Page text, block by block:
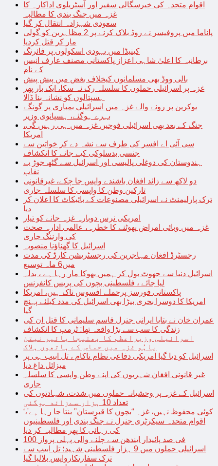
اقوام متحدہ کی خیرسگالی سفیر اور آسٹریلوی اداکارہ کا
غزہ میں جنگ بندی کا مطالبہ
سعودی شہزادہ انتقال کر گیا
پاناما میں پروفیسر نے روڈ بلاک کرنے پر 2 مظاہرین کو گولی
مار کر قتل کردیا
کینیڈا میں یہودی اسکولوں پر فائرنگ
برطانیہ کا اعلیٰ شاہی اعزاز پاکستانی مصنف عارف انیس
کے نام
بالی ووڈ بھی مسلمانوں کیخلاف بغض میں پیش پیش
غزہ پر اسرائیلی حملوں کا سلسلہ رک نہ سکا، ایک بار پھر
ہسپتالوں کو نشانہ بنا ڈالا
یوکرین پر رونے والے غزہ میں اسرائیلی بمباری پر گونگے
بہرے ہوگئے، ہسپانوی وزیر
جنگ کے بعد بھی اسرائیلی فوجیں غزہ میں ہی رہیں گی،
امریکا
سی آئی اے افسر کی طرف سے نشہ دے کر خواتین سے
جنسی بدسلوکی کیے جانے کا انکشاف
ہندوستان کی دوغلی پالیسی اور اسرائیل سے گٹھ جوڑ بے
نقاب
دو لاکھ سے زائد افغان باشندے واپس جا چکے، غیرقانونی
تارکین وطن کا واپسی کا سلسلہ جاری
ترک پارلیمنٹ نے اسرائیلی مصنوعات کے بائیکاٹ کا اعلان کر
دیا
امریکی نرس دوبارہ غزہ جانے کو تیار
غزہ میں وبائی امراض پھوٹنے کا خطرہ، عالمی ادارہ صحت
کی وارننگ جاری
اسرائیل کا گھناؤنا منصوبہ
رجسٹرڈ افغان مہاجرین کی رجسٹریشن کارڈ کی مدت
میں6 ماہ توسیع
اسرائیل دنیا سے جھوٹ بول کر ہمیں بھوکا مار رہا ہے ، بدلہ
لیا جائے ، فلسطینی بچوں کی پریس کانفرنس
پاکستانی فورسز پرحملے افسوس ناک ہیں، امریکا
امریکا کا دوسرا بحری بیڑا بھی اسرائیل کی مدد کیلئے پہنچ
گیا
عمران خان نے بتایا ایرانی جنرل قاسم سلیمانی کا قتل ان کی
زندگی کا سب سے بڑا واقعہ تھا: ٹرمپ کا انکشاف
اسرائیلی وزیراعظم کا بھتیجا یائیر نیتن
یاہُو غزہ میں حماس کے ہاتھوں ہلاک
اسرائیل کو دیا گیا امریکی دفاعی نظام ناکام ، تل ابیب ہی پر
میزائل داغ دیا
غیر قانونی افغان شہریوں کی اپنے وطن واپسی کا سلسلہ
جاری
اسرائیل کے غزہ پر وحشیانہ حملوں میں شدت، شہادتوں کی
تعداد 10 ہزار سےزائد ہوگئی
‘کوئی محفوظ نہیں، غزہ “بچوں کا قبرستان” بنتا جا رہا ہے’،
اقوام متحدہ سیکرٹری جنرل نے جنگ بندی اور فلسطینیوں
کی رہائی کا پھر مطالبہ کر دیا
100 فی صد پائیدار ایندھن سے چلنے والی پہلی پرواز
اسرائیلی حملوں میں 9 ہزار فلسطینی شہید؛ تل ابیب سے
ترک سفارتکارواپس بلالیا گیا